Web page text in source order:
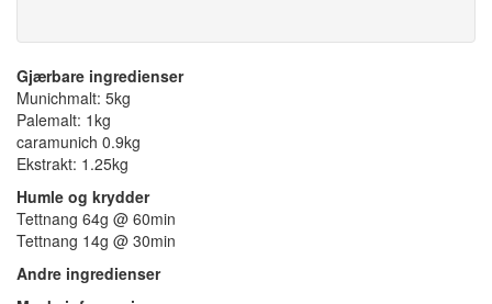
Gjærbare ingredienser
Munichmalt: 5kg
Palemalt: 1kg
caramunich 0.9kg
Ekstrakt: 1.25kg
Humle og krydder
Tettnang 64g @ 60min
Tettnang 14g @ 30min
Andre ingredienser